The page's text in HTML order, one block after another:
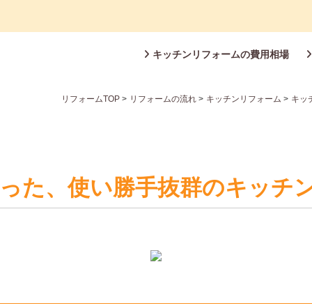
キッチンリフォームの費用相場
リフォームTOP > リフォームの流れ > キッチンリフォーム > キッ
た、使い勝手抜群のキッチ